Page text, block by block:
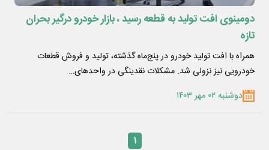
دومینوی افت تولید به قطعه رسید ، بازار خودرو درگیر بحران
تازه
همراه با افت تولید خودرو در پنج‌ماه گذشته، تولید و فروش قطعات
خودرویی نیز نزولی شد. مشکلات نقدینگی در واحدهای…
دوشنبه ۰۲ مهر ۱۴۰۳
۱